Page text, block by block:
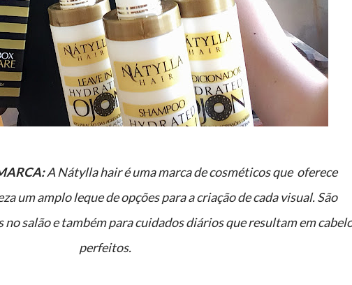
ANátylla hair é uma marca de cosméticos que oferece
um amplo leque de opções para a criação de cada visual. São
salão e também para cuidados diários que resultam em
perfeitos.